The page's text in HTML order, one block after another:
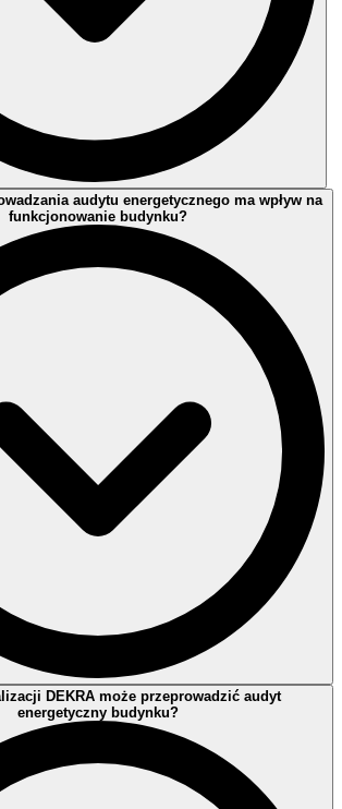
i świadectwo charakterystyki
się celem, zakresem i zastosowaniem. Audyt
efektywności energetycznej, natomiast
przy sprzedaży lub wynajmie
audytu energetycznego ma wpływ na
funkcjonowanie budynku?
jest w sposób bezinwazyjny i nie zakłóca
obiektu.
audyt
energetyczny budynku?